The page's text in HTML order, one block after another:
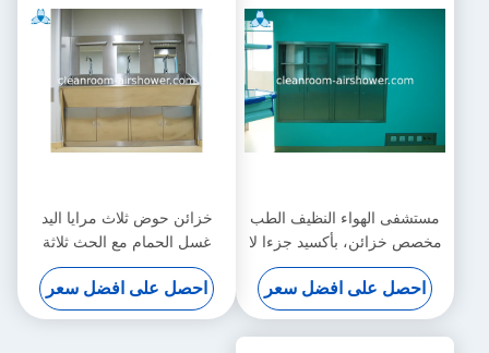
مستشفى الهواء النظيف الطب
مخصص خزائن، بأكسيد جزءا لا
يتجزأ من الفولاذ المقاوم للصدأ
الطب مجلس الوزراء
احصل على افضل سعر
خزائن حوض ثلاث مرايا اليد
غسل الحمام مع الحث ثلاثة
مواقع التلقائي
احصل على افضل سعر